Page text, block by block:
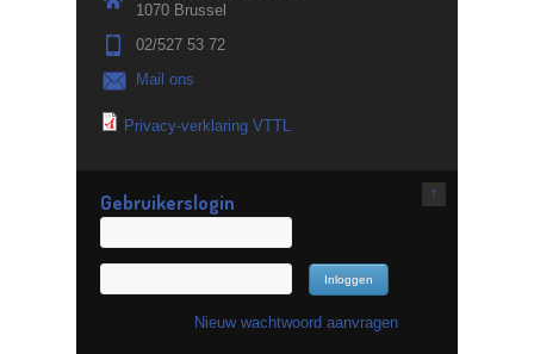
1070 Brussel
02/527 53 72
Mail ons
Privacy-verklaring VTTL
↑
Gebruikerslogin
Nieuw wachtwoord aanvragen